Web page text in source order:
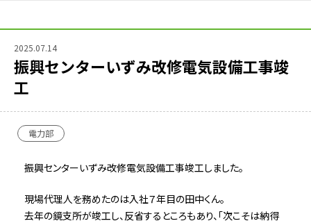
2025.07.14
振興センターいずみ改修電気設備工事竣
工
電力部
振興センターいずみ改修電気設備工事竣工しました。
現場代理人を務めたのは入社７年目の田中くん。
去年の鏡支所が竣工し、反省するところもあり、「次こそは納得